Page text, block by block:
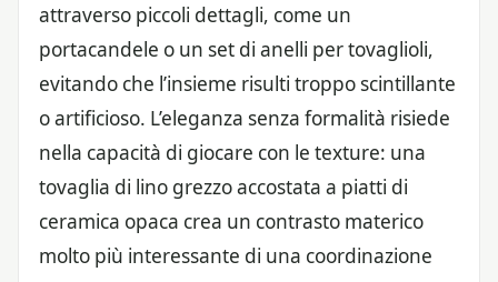
attraverso piccoli dettagli, come un
portacandele o un set di anelli per tovaglioli,
evitando che l’insieme risulti troppo scintillante
o artificioso. L’eleganza senza formalità risiede
nella capacità di giocare con le texture: una
tovaglia di lino grezzo accostata a piatti di
ceramica opaca crea un contrasto materico
molto più interessante di una coordinazione